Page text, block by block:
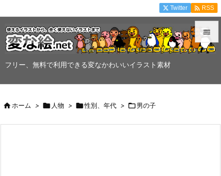
フリー、無料で利用できる変なかわいいイラスト素材


Twitter  RSS
ホーム >  人物 > 性別、年代 > 男の子